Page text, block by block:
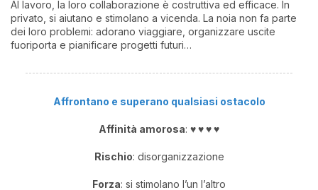
Al lavoro, la loro collaborazione è costruttiva ed efficace. In
privato, si aiutano e stimolano a vicenda. La noia non fa parte
dei loro problemi: adorano viaggiare, organizzare uscite
fuoriporta e pianificare progetti futuri…
Affrontano e superano qualsiasi ostacolo
Affinità amorosa: ♥♥ ♥ ♥
Rischio: disorganizzazione
Forza: si stimolano l’un l’altro